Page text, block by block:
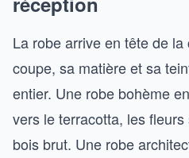
La robe arrive en tête de
coupe, sa matière et sa
entier. Une robe bohème
vers le terracotta, les
bois brut. Une robe